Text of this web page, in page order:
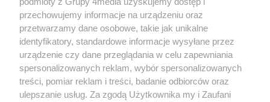
przechowujemy informacje na urządzeniu oraz
przetwarzamy dane osobowe, takie jak unikalne
identyfikatory, standardowe informacje wysyłane przez
urządzenie czy dane przeglądania w celu zapewniania
spersonalizowanych reklam, wybór spersonalizowanych
treści, pomiar reklam i treści, badanie odbiorców oraz
ulepszanie usług. Za zgodą Użytkownika my i Zaufani